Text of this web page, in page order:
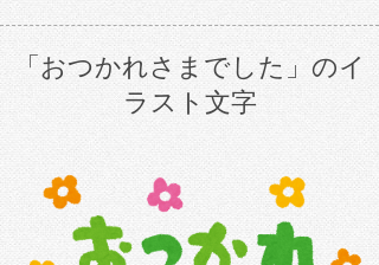
「おつかれさまでした」のイ
ラスト文字